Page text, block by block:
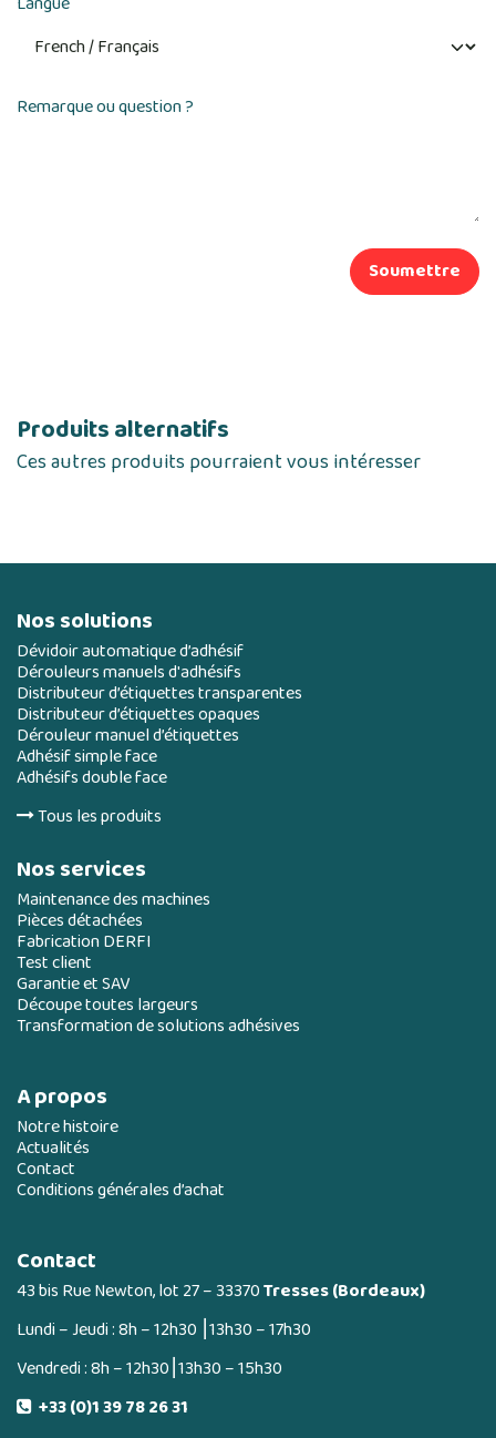
Remarque ou question ?
Soumettre
Produits alternatifs
Ces autres produits pourraient vous intéresser
Nos solutions
Dévidoir automatique d’adhésif
Dérouleurs manuels d'adhésifs
Distributeur d’étiquettes transparentes
Distributeur d’étiquettes opaques
Dérouleur manuel d’étiquettes
Adhésif simple face
Adhésifs double face
Tous les produits
Nos services
Maintenance des machines
Pièces détachées
Fabrication DERFI
Test client
Garantie et SAV
Découpe toutes largeurs
Transformation de solutions adhésives
A propos
Notre histoire
Actualités
Contact
Conditions générales d’achat
Contact
43 bis Rue Newton, lot 27 – 33370Tresses (Bordeaux)
Lundi – Jeudi : 8h – 12h30 ⎮13h30 – 17h30
Vendredi : 8h – 12h30⎮13h30 – 15h30
+33 (0)1 39 78 26 31